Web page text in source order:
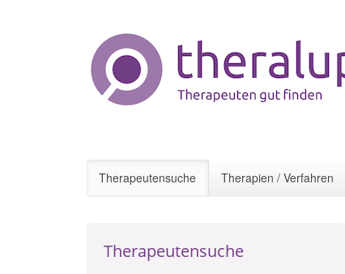
Therapeutensuche Therapien / Verfahren
Therapeutensuche